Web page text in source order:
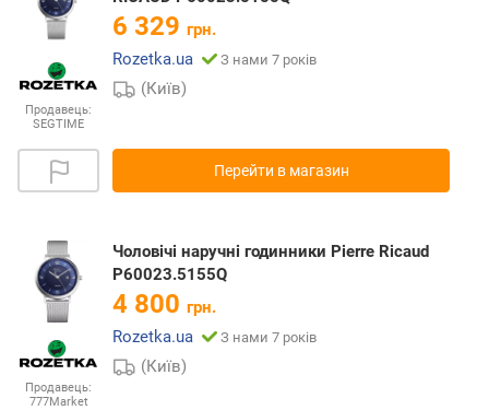
Продавець:
SEGTIME
6 329 грн.
Rozetka.ua
З нами 7 років
(Київ)
Перейти в магазин
Продавець:
777Market
Чоловічі наручні годинники Pierre Ricaud
P60023.5155Q
4 800 грн.
Rozetka.ua
З нами 7 років
(Київ)